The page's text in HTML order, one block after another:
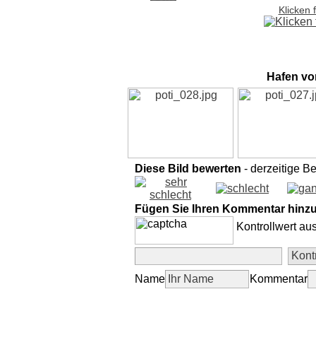
Klicken
Hafen
Diese Bild bewerten - derzeitige
Fügen Sie Ihren Kommentar
Kontrollwert
Name Kommentar